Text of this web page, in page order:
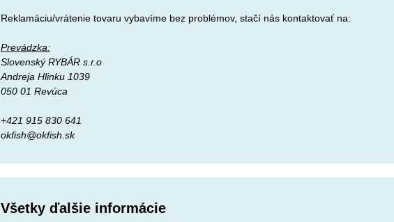
Reklamáciu/vrátenie tovaru vybavíme bez problémov, stačí nás kontaktovať na:
Prevádzka:
Slovenský RYBÁR s.r.o
Andreja Hlinku 1039
050 01 Revúca
+421 915 830 641
okfish@okfish.sk
Všetky ďalšie informácie